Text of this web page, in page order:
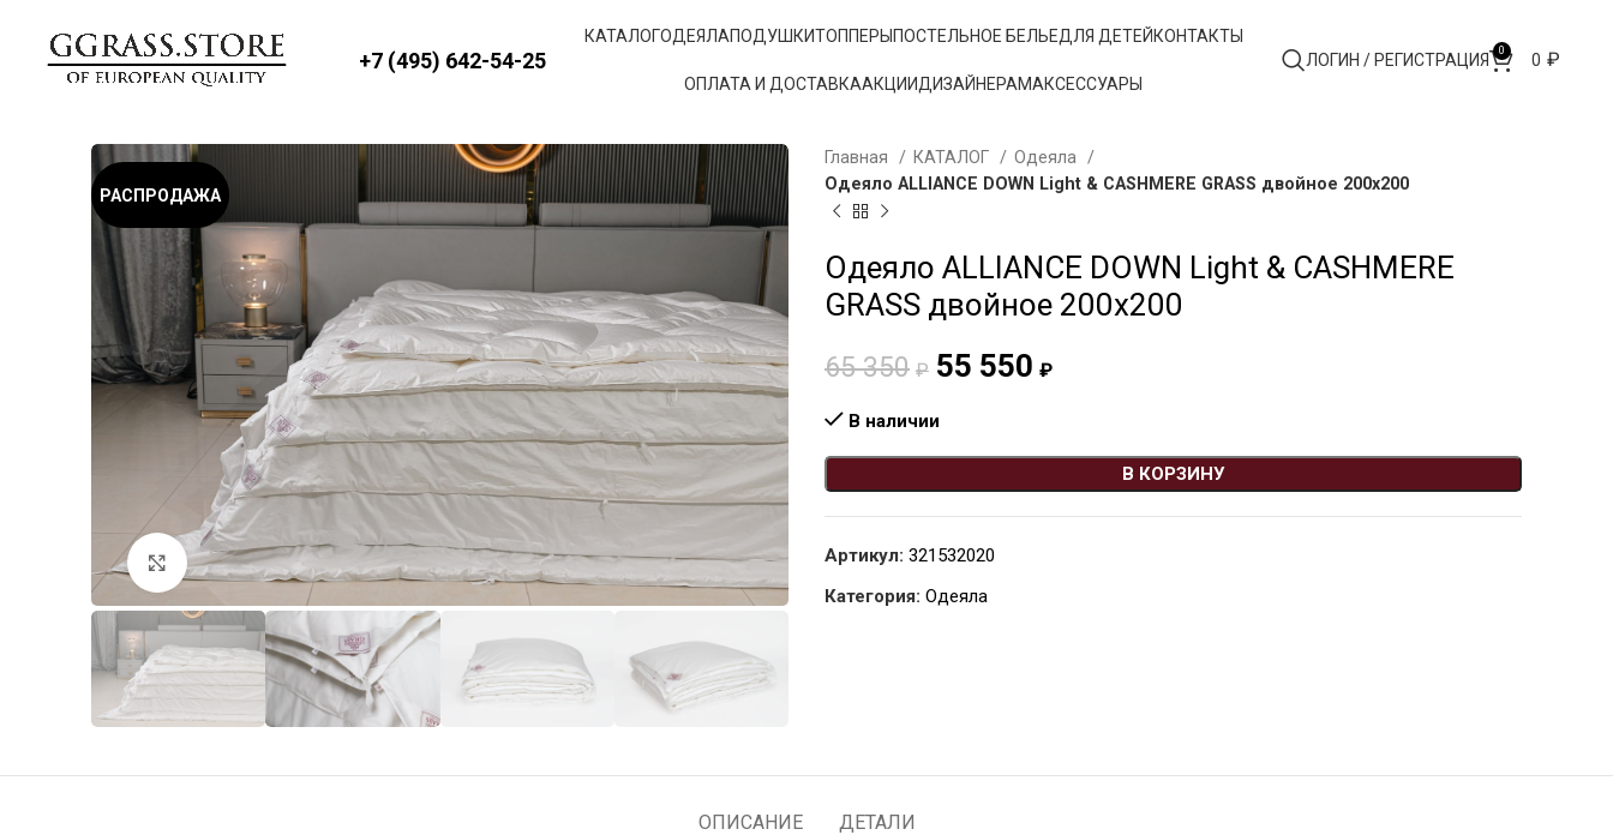
+7 (495) 642-54-25
КАТАЛОГОДЕЯЛАПОДУШКИТОППЕРЫ ПОСТЕЛЬНОЕ БЕЛЬЕДЛЯ ДЕТЕЙ КОНТАКТЫ
ОПЛАТА И ДОСТАВКААКЦИИДИЗАЙНЕРАМАКСЕССУАРЫ
ЛОГИН / РЕГИСТРАЦИЯ 0 0 ₽
РАСПРОДАЖА
Увеличить
Главная КАТАЛОГ
Одеяла
Одеяло ALLIANCE DOWN Light & CASHMERE GRASS двойное 200х200
Одеяло ALLIANCE DOWN Light & CASHMERE
GRASS двойное 200х200
65 350 ₽ 55 550 ₽
В наличии
В КОРЗИНУ
Артикул: 321532020
Категория: Одеяла
ОПИСАНИЕ ДЕТАЛИ